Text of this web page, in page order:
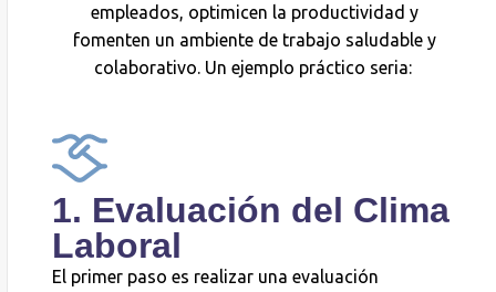
empleados, optimicen la productividad y
fomenten un ambiente de trabajo saludable y
colaborativo. Un ejemplo práctico seria:
1. Evaluación del Clima
Laboral
El primer paso es realizar una evaluación